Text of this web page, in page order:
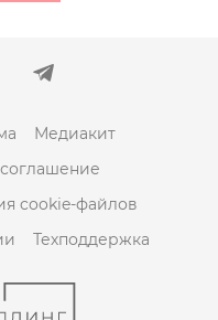
Медиакит
cookie-файлов
Техподдержка